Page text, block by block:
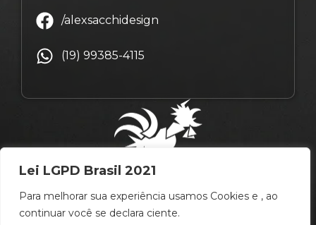
Lei LGPD Brasil 2021
Para melhorar sua experiência usamos Cookies e , ao
continuar você se declara ciente.
/alexsacchidesign
(19) 99385-4115